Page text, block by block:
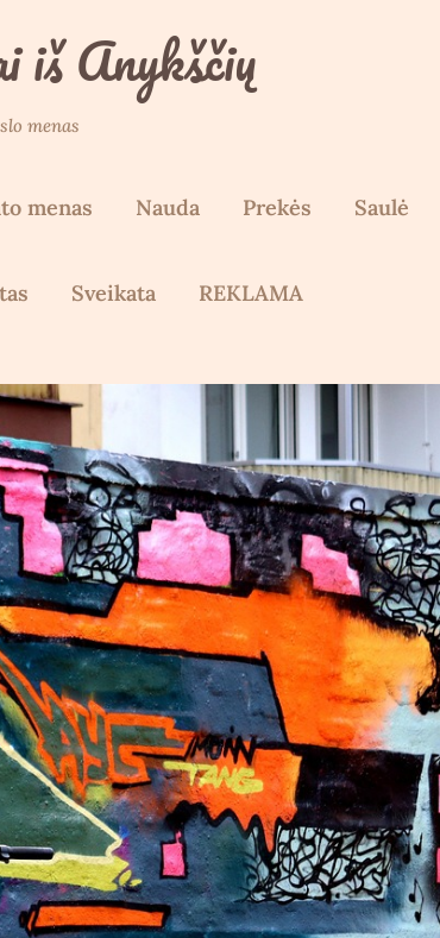
iš Anykščių
menas
menas Nauda Prekės Saulė
Sveikata REKLAMA